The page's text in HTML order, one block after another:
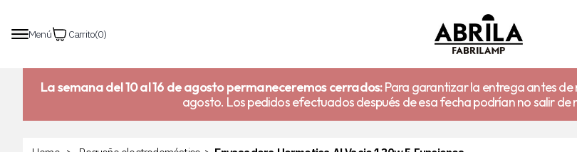
Menú Carrito(0)
La semana del 10 al 16 de agosto permaneceremos cerrados:Para garantizar la entrega antes de
agosto. Los pedidos efectuados después de esa fecha podrían no salir